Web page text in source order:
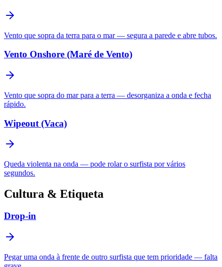
Vento que sopra da terra para o mar — segura a parede e abre tubos.
Vento Onshore (Maré de Vento)
Vento que sopra do mar para a terra — desorganiza a onda e fecha
rápido.
Wipeout (Vaca)
Queda violenta na onda — pode rolar o surfista por vários
segundos.
Cultura & Etiqueta
Drop-in
Pegar uma onda à frente de outro surfista que tem prioridade — falta